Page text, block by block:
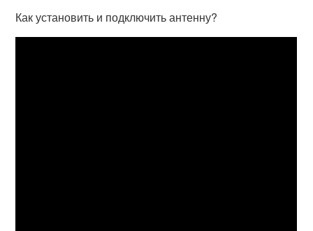
Как установить и подключить антенну?